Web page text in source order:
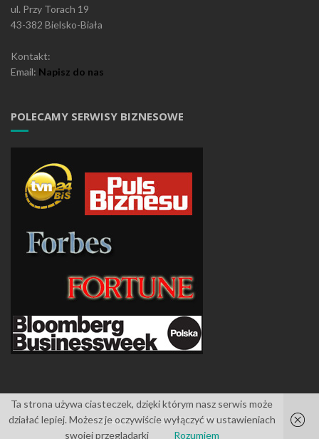
ul. Przy Torach 19
43-382 Bielsko-Biała
Kontakt:
Email: Napisz do nas
POLECAMY SERWISY BIZNESOWE
Islemagpowered byWordPress
Ta strona używa ciasteczek, dzięki którym nasz serwis może
działać lepiej. Możesz je oczywiście wyłączyć w ustawieniach
swojej przeglądarki
Rozumiem